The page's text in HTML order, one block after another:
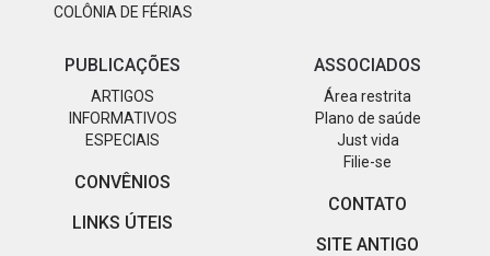
COLÔNIA DE FÉRIAS
PUBLICAÇÕES
ARTIGOS
INFORMATIVOS
ESPECIAIS
CONVÊNIOS
LINKS ÚTEIS
ASSOCIADOS
Área restrita
Plano de saúde
Just vida
Filie-se
CONTATO
SITE ANTIGO